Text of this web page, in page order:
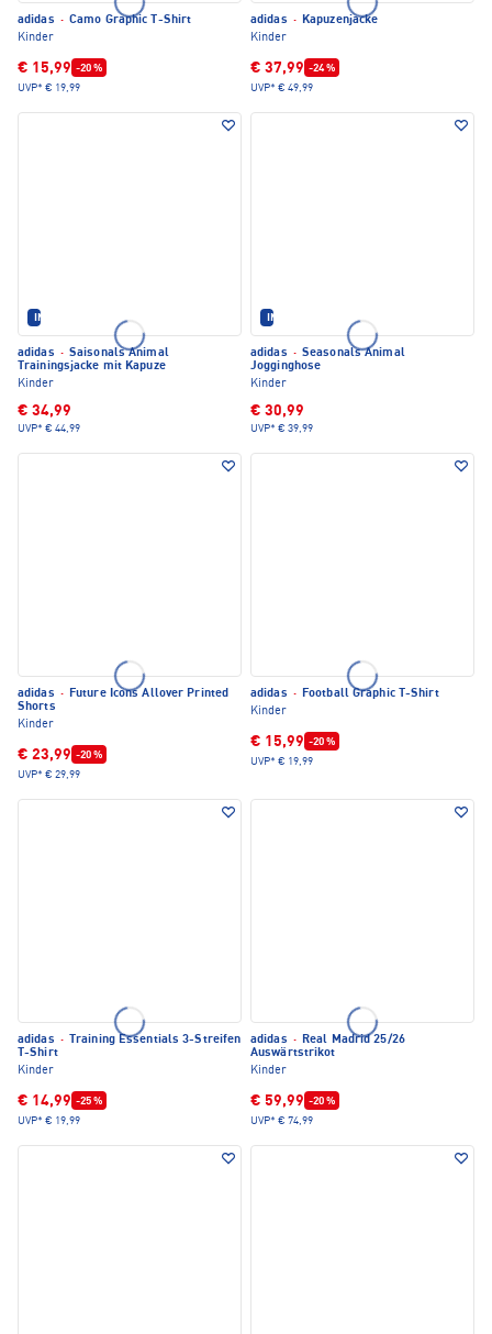
adidas · Camo Graphic T-Shirt
Kinder
€ 15,99 -20 %
UVP* € 19,99
adidas · Kapuzenjacke
Kinder
€ 37,99 -24 %
UVP* € 49,99
IM SET ERHÄLTLICH
adidas · Saisonals Animal
Trainingsjacke mit Kapuze
Kinder
€ 34,99
UVP* € 44,99
IM SET ERHÄLTLICH
adidas · Seasonals Animal
Jogginghose
Kinder
€ 30,99
UVP* € 39,99
adidas · Future Icons Allover Printed
Shorts
Kinder
€ 23,99 -20 %
UVP* € 29,99
adidas · Football Graphic T-Shirt
Kinder
€ 15,99 -20 %
UVP* € 19,99
adidas ·
Training Essentials 3-Streifen
T-Shirt
Kinder
€ 14,99 -25 %
UVP* € 19,99
adidas · Real Madrid 25/26
Auswärtstrikot
Kinder
€ 59,99 -20 %
UVP* € 74,99